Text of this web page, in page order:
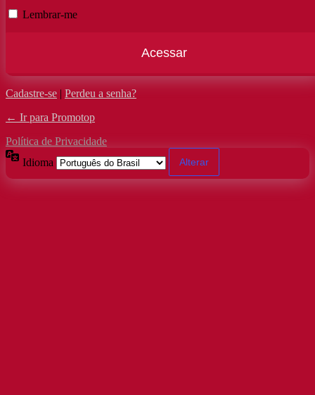
Lembrar-me
Cadastre-se | Perdeu a senha?
← Ir para Promotop
Política de Privacidade
Idioma